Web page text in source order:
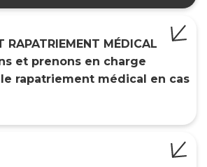
RAPATRIEMENT MÉDICAL
et prenons en charge
le rapatriement médical en cas